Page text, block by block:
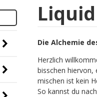
Die Alchemie
Herzlich
bisschen hiervon,
mischen ist kein
So kannst du